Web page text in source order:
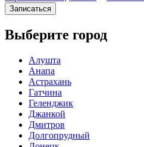
Записаться
Выберите город
Алушта
Анапа
Астрахань
Гатчина
Геленджик
Джанкой
Дмитров
Долгопрудный